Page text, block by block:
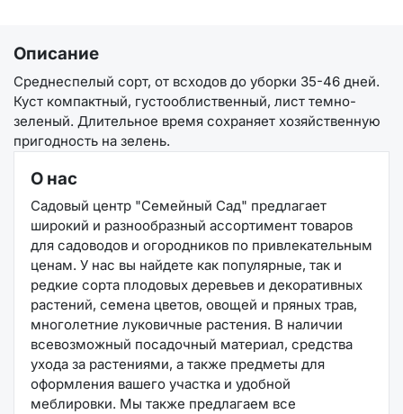
Описание
Среднеспелый сорт, от всходов до уборки 35-46 дней.
Куст компактный, густооблиственный, лист темно-
зеленый. Длительное время сохраняет хозяйственную
пригодность на зелень.
О нас
Садовый центр "Семейный Сад" предлагает
широкий и разнообразный ассортимент товаров
для садоводов и огородников по привлекательным
ценам. У нас вы найдете как популярные, так и
редкие сорта плодовых деревьев и декоративных
растений, семена цветов, овощей и пряных трав,
многолетние луковичные растения. В наличии
всевозможный посадочный материал, средства
ухода за растениями, а также предметы для
оформления вашего участка и удобной
меблировки. Мы также предлагаем все